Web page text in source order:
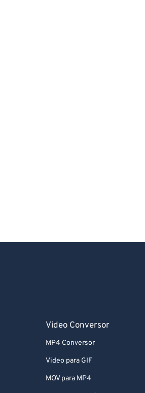
Video Conversor
MP4 Conversor
Video para GIF
MOV para MP4